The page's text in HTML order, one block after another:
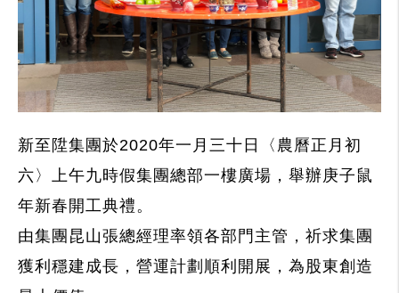
新至陞集團於2020年一月三十日〈農曆正月初
六〉上午九時假集團總部一樓廣場，舉辦庚子鼠
年新春開工典禮。
由集團昆山張總經理率領各部門主管，祈求集團
獲利穩建成長，營運計劃順利開展，為股東創造